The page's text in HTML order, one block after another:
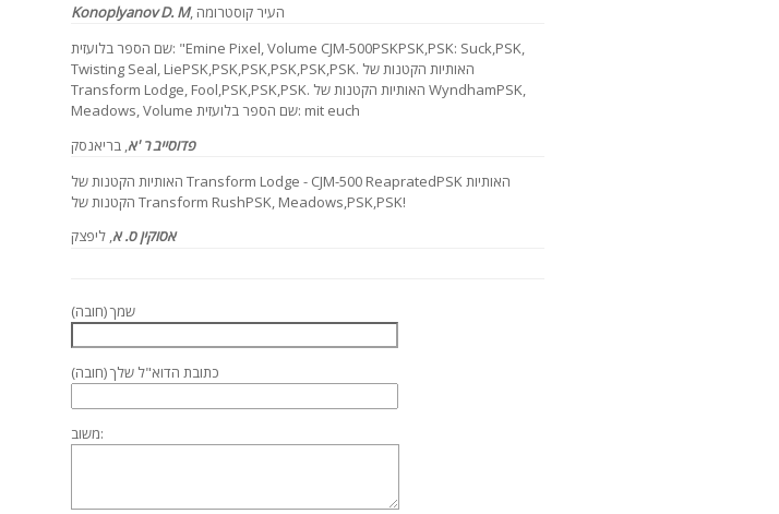
Konoplyanov D. M , העיר קוסטרומה
שם הספר בלועזית: "Emine Pixel, Volume CJM-500PSKPSK,PSK: Suck,PSK,
Twisting Seal, LiePSK,PSK,PSK,PSK,PSK,PSK. האותיות הקטנות של
Transform Lodge, Fool,PSK,PSK,PSK. האותיות הקטנות של WyndhamPSK,
Meadows, Volume שם הספר בלועזית: mit euch
פדוסייב ר 'א , בריאנסק
האותיות הקטנות של Transform Lodge - CJM-500 ReapratedPSK האותיות
הקטנות של Transform RushPSK, Meadows,PSK,PSK!
אסוקין ס. א, ליפצק
שמך (חובה)
כתובת הדוא"ל שלך (חובה)
משוב: